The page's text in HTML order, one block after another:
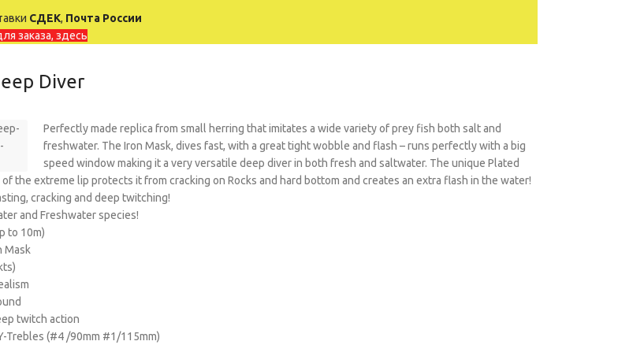
СДЕК, Почта России
заказа, здесь
Diver
Perfectly made replica from small herring that imitates a wide variety of prey fish both salt and
freshwater. The Iron Mask, dives fast, with a great tight wobble and flash – runs perfectly with a big
speed window making it a very versatile deep diver in both fresh and saltwater. The unique Plated
the extreme lip protects it from cracking on Rocks and hard bottom and creates an extra flash in the water!
cracking and deep twitching!
and Freshwater species!
to 10m)
Mask
twitch action
Trebles (#4 /90mm #1/115mm)